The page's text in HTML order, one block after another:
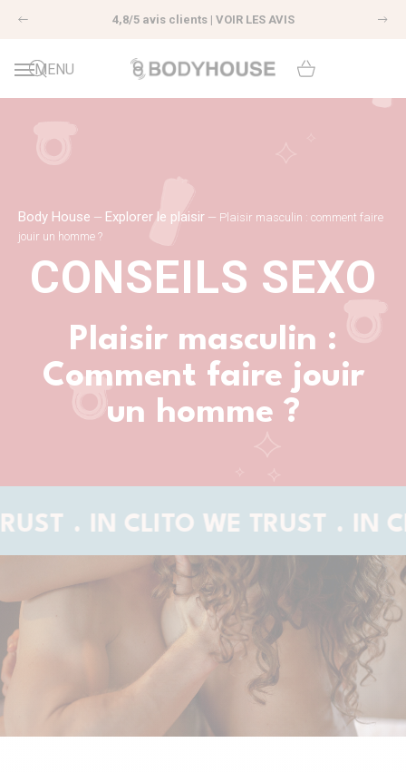
4,8/5 avis clients | VOIR LES AVIS
MENU
Body House — Explorer le plaisir — Plaisir masculin : comment faire
jouir un homme ?
CONSEILS SEXO
Plaisir masculin :
Comment faire jouir
un homme ?
CLITO WE TRUST IN CLITO